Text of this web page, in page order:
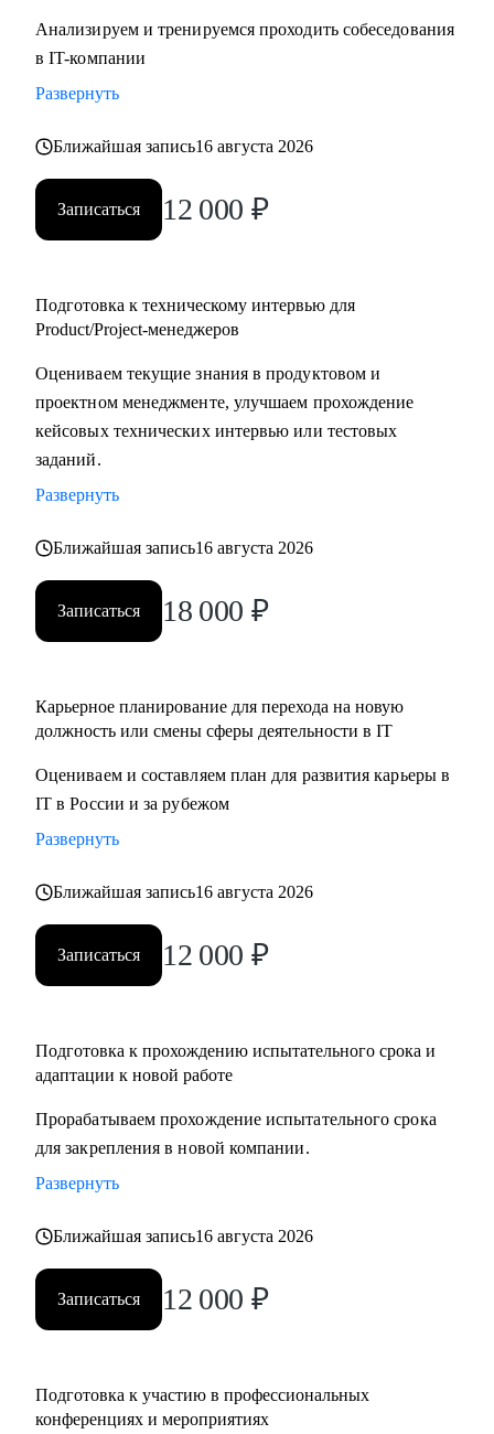
Анализируем и тренируемся проходить собеседования
в IT-компании
Развернуть
Ближайшая запись16 августа 2026
Записаться 12 000 ₽
Подготовка к техническому интервью для
Product/Project-менеджеров
Оцениваем текущие знания в продуктовом и
проектном менеджменте, улучшаем прохождение
кейсовых технических интервью или тестовых
заданий.
Развернуть
Ближайшая запись16 августа 2026
Записаться 18 000 ₽
Карьерное планирование для перехода на новую
должность или смены сферы деятельности в IT
Оцениваем и составляем план для развития карьеры в
IT в России и за рубежом
Развернуть
Ближайшая запись16 августа 2026
Записаться 12 000 ₽
Подготовка к прохождению испытательного срока и
адаптации к новой работе
Прорабатываем прохождение испытательного срока
для закрепления в новой компании.
Развернуть
Ближайшая запись16 августа 2026
Записаться 12 000 ₽
Подготовка к участию в профессиональных
конференциях и мероприятиях